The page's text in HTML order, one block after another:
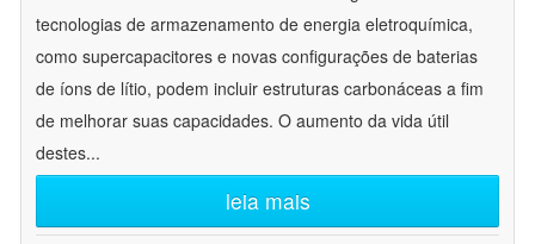
tecnologias de armazenamento de energia eletroquímica,
como supercapacitores e novas configurações de baterias
de íons de lítio, podem incluir estruturas carbonáceas a fim
de melhorar suas capacidades. O aumento da vida útil
destes...
leia mais